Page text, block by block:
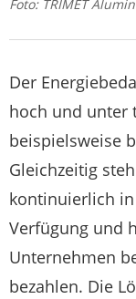
Foto: TRIMET
Der
hoch und unter
beispielsweise
Gleichzeitig
kontinuierlich
Verfügung und
Unternehmen
bezahlen. Die